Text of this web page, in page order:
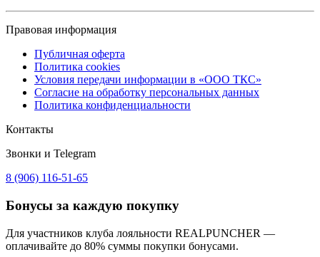
Правовая информация
Публичная оферта
Политика cookies
Условия передачи информации в «ООО ТКС»
Согласие на обработку персональных данных
Политика конфиденциальности
Контакты
Звонки и Telegram
8 (906) 116-51-65
Бонусы за каждую покупку
Для участников клуба лояльности REALPUNCHER —
оплачивайте до 80% суммы покупки бонусами.